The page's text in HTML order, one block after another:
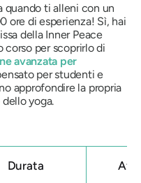
quando ti alleni con un
ore di esperienza! Sì, hai
della Inner Peace
corso per scoprirlo di
avanzata per
per studenti e
approfondire la propria
yoga.
Durata